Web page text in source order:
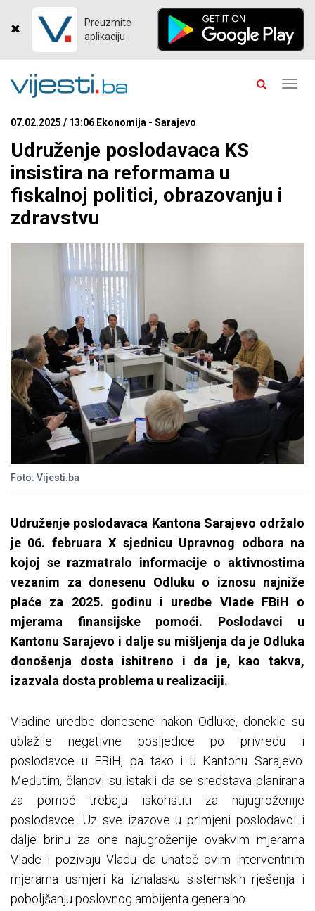
Preuzmite
aplikaciju
07.02.2025 / 13:06 Ekonomija - Sarajevo
Udruženje poslodavaca KS
insistira na reformama u
fiskalnoj politici, obrazovanju i
zdravstvu
Foto: Vijesti.ba
Udruženje poslodavaca Kantona Sarajevo održalo
je 06. februara X sjednicu Upravnog odbora na
kojoj se razmatralo informacije o aktivnostima
vezanim za donesenu Odluku o iznosu najniže
plaće za 2025. godinu i uredbe Vlade FBiH o
mjerama finansijske pomoći. Poslodavci u
Kantonu Sarajevo i dalje su mišljenja da je Odluka
donošenja dosta ishitreno i da je, kao takva,
izazvala dosta problema u realizaciji.
Vladine uredbe donesene nakon Odluke, donekle su
ublažile negativne posljedice po privredu i
poslodavce u FBiH, pa tako i u Kantonu Sarajevo.
Međutim, članovi su istakli da se sredstava planirana
za pomoć trebaju iskoristiti za najugroženije
poslodavce. Uz sve izazove u primjeni poslodavci i
dalje brinu za one najugroženije ovakvim mjerama
Vlade i pozivaju Vladu da unatoč ovim interventnim
mjerama usmjeri ka iznalasku sistemskih rješenja i
poboljšanju poslovnog ambijenta generalno.